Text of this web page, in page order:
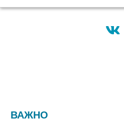
ВАЖНО